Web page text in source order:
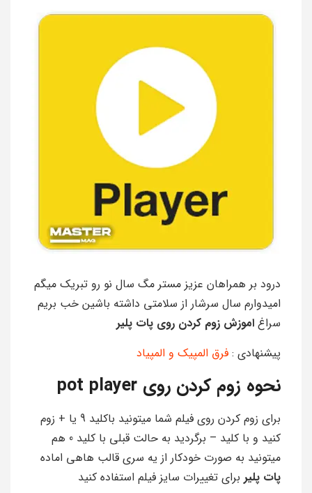
درود بر همراهان عزیز مستر مگ سال نو رو تبریک میگم
امیدوارم سال سرشار از سلامتی داشته باشین خب بریم
سراغ اموزش زوم کردن روی پات پلیر
پیشنهادی : فرق المپیک و المپیاد
نحوه زوم کردن روی pot player
برای زوم کردن روی فیلم شما میتونید باکلید 9 یا + زوم
کنید و با کلید – برگردید به حالت قبلی با کلید 0 هم
میتونید به صورت خودکار از یه سری قالب هاهی اماده
پات پلیر برای تغییرات سایز فیلم استفاده کنید